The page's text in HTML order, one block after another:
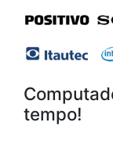
tempo!